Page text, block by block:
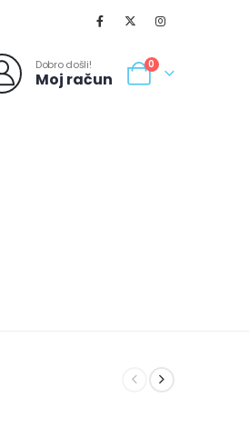
Dobro došli!
Moj račun
0